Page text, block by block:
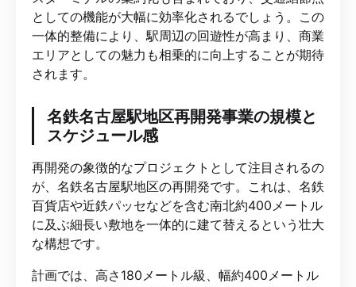
としての機能が大幅に効率化されるでしょう。この
一体的整備により、駅周辺の回遊性が高まり、商業
エリアとしての魅力も相乗的に向上することが期待
されます。
名鉄名古屋駅地区再開発事業の規模と
スケジュール感
再開発の象徴的なプロジェクトとして注目されるの
が、名鉄名古屋駅地区の再開発です。これは、名鉄
百貨店や近鉄パッセなどを含む南北約400メートル
に及ぶ細長い敷地を一体的に建て替えるという壮大
な構想です。
計画では、高さ180メートル級、幅約400メートル